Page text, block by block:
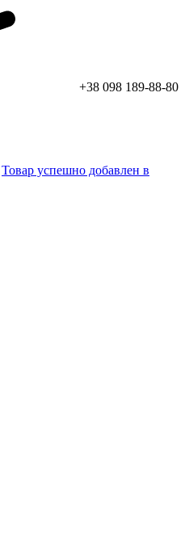
+38 098 189-88-80
Товар успешно добавлен в